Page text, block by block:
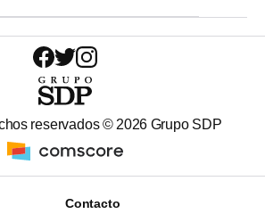
reservados © 2026 Grupo SDP
Contacto